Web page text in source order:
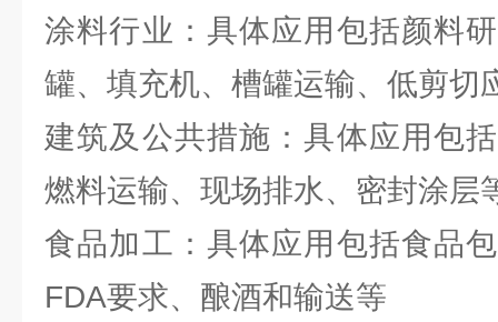
涂料行业：具体应用包括颜料
罐、填充机、槽罐运输、低剪切
建筑及公共措施：具体应用包
燃料运输、现场排水、密封涂层
食品加工：具体应用包括食品
FDA要求、酿酒和输送等